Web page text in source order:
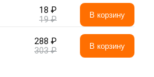
18 ₽
19 ₽
В корзину
288 ₽
303 ₽
В корзину